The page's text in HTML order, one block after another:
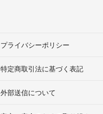
プライバシーポリシー
特定商取引法に基づく表記
外部送信について